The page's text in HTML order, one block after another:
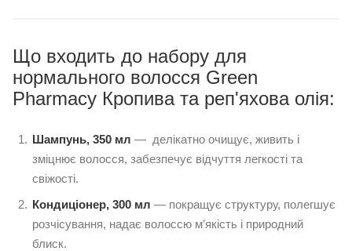
Що входить до набору для
нормального волосся Green
Pharmacy Кропива та реп'яхова олія:
Шампунь, 350 мл — делікатно очищує, живить і
зміцнює волосся, забезпечує відчуття легкості та
свіжості.
Кондиціонер, 300 мл — покращує структуру, полегшує
розчісування, надає волоссю м’якість і природний
блиск.